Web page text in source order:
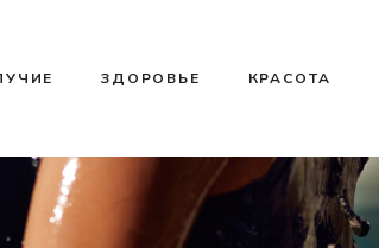
ЗДОРОВЬЕ КРАСОТА